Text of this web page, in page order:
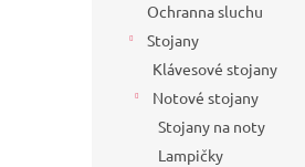
Ochranna sluchu
Stojany
Klávesové stojany
Notové stojany
Stojany na noty
Lampičky